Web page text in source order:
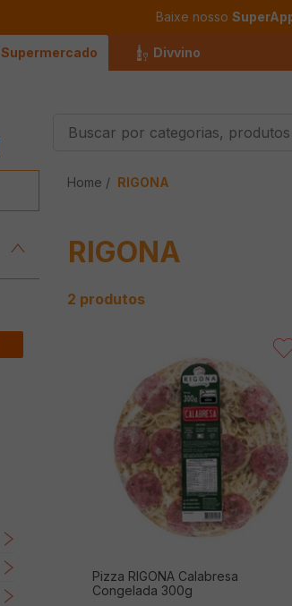
Baixe nosso
Supermercado Divvino
Buscados
2º Leite
4 º Iogurte
Papel Higienico
Macarrão
RIGONA
RIGONA
2 produtos
Pizza RIGONA Calabresa
Congelada 300g